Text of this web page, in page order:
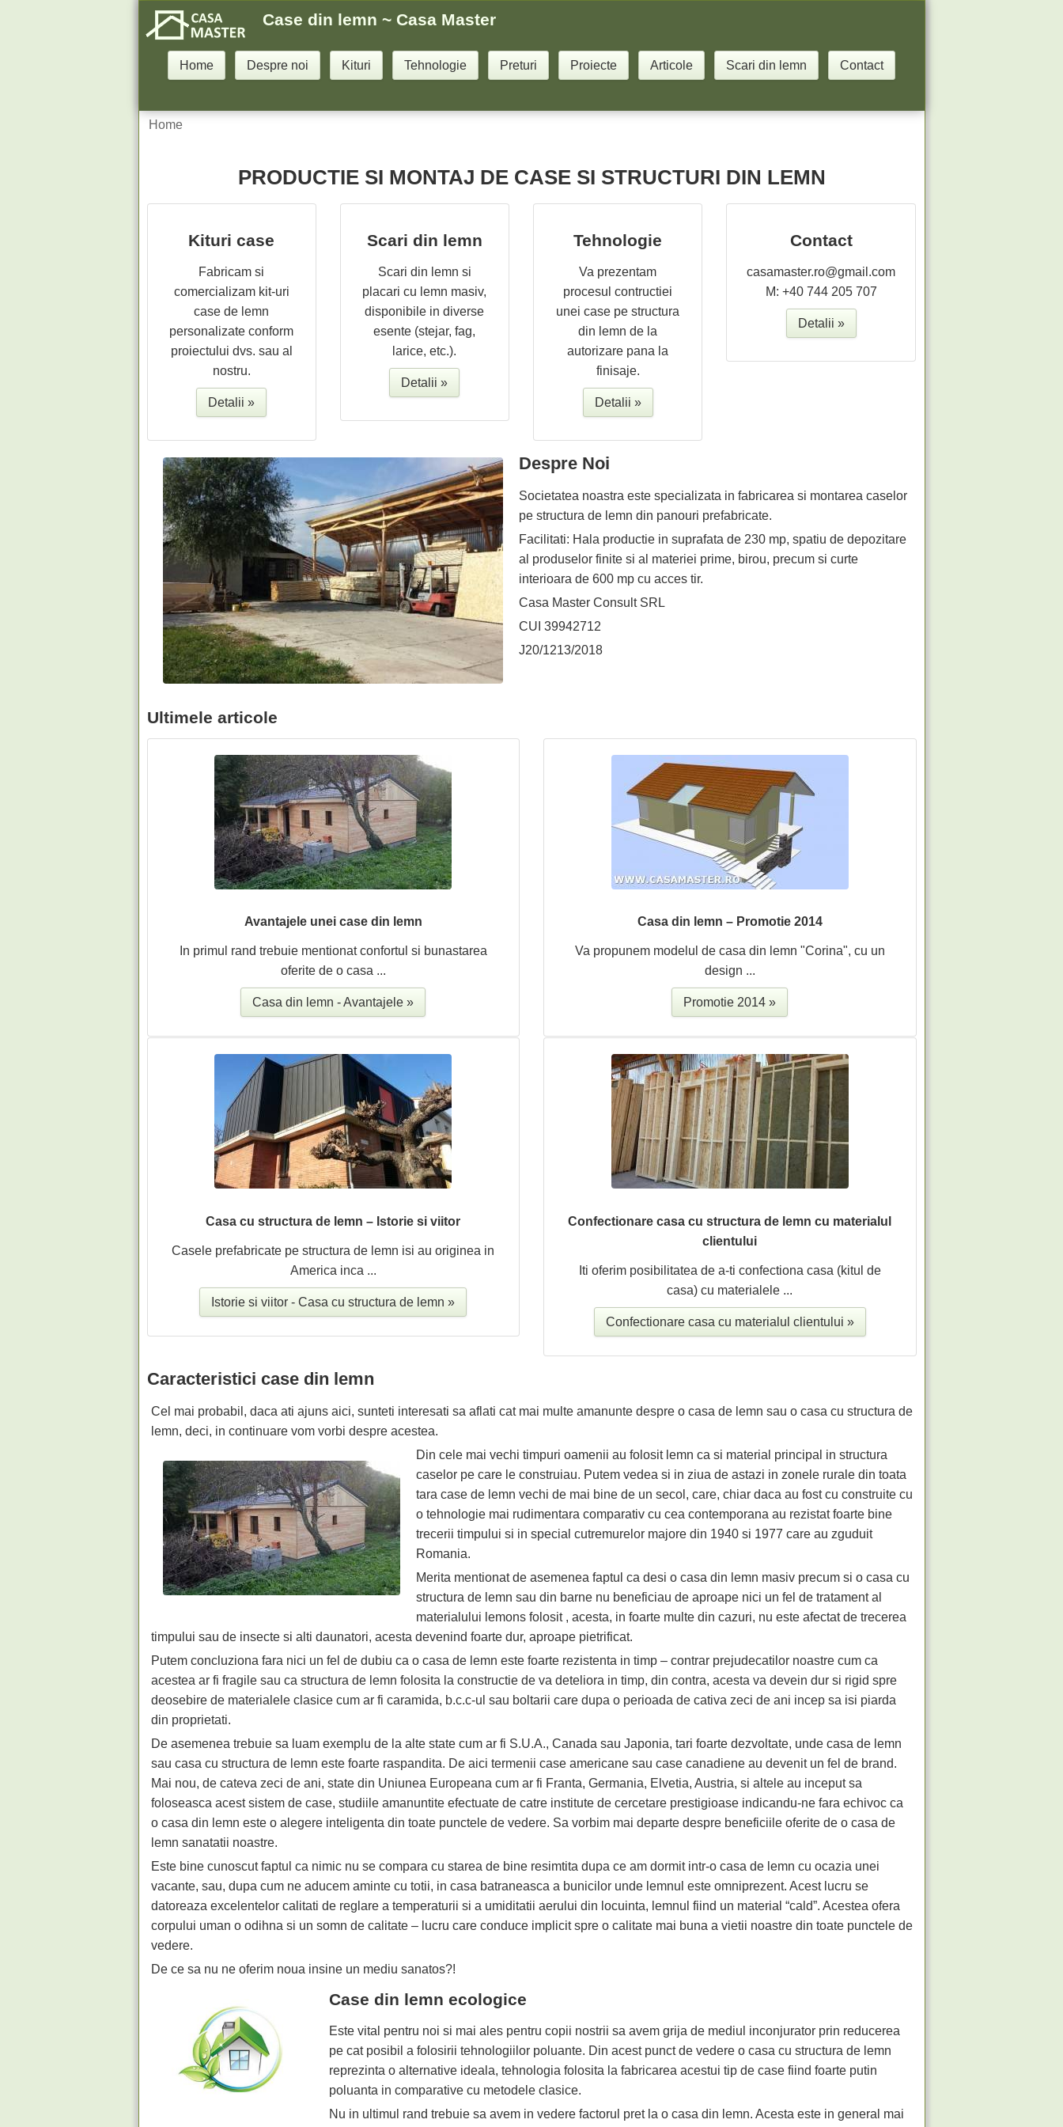
Case din lemn ~ Casa Master
Home Despre noi Kituri Tehnologie Preturi Proiecte Articole Scari din lemn Contact
Home
PRODUCTIE SI MONTAJ DE CASE SI STRUCTURI DIN LEMN
Kituri case
Fabricam si
comercializam kit-uri
case de lemn
personalizate conform
proiectului dvs. sau al
nostru.
Detalii »
Scari din lemn
Scari din lemn si
placari cu lemn masiv,
disponibile in diverse
esente (stejar, fag,
larice, etc.).
Detalii »
Tehnologie
Va prezentam
procesul contructiei
unei case pe structura
din lemn de la
autorizare pana la
finisaje.
Detalii »
Contact
casamaster.ro@gmail.com
M: +40 744 205 707
Detalii »
Despre Noi
Societatea noastra este specializata in fabricarea si montarea caselor
pe structura de lemn din panouri prefabricate.
Facilitati: Hala productie in suprafata de 230 mp, spatiu de depozitare
al produselor finite si al materiei prime, birou, precum si curte
interioara de 600 mp cu acces tir.
Casa Master Consult SRL
CUI 39942712
J20/1213/2018
Ultimele articole
Avantajele unei case din lemn
In primul rand trebuie mentionat confortul si bunastarea
oferite de o casa ...
Casa din lemn - Avantajele »
Casa din lemn – Promotie 2014
Va propunem modelul de casa din lemn "Corina", cu un
design ...
Promotie 2014 »
Casa cu structura de lemn – Istorie si viitor
Casele prefabricate pe structura de lemn isi au originea in
America inca ...
Istorie si viitor - Casa cu structura de lemn »
Confectionare casa cu structura de lemn cu materialul
clientului
Iti oferim posibilitatea de a-ti confectiona casa (kitul de
casa) cu materialele ...
Confectionare casa cu materialul clientului »
Caracteristici case din lemn
Cel mai probabil, daca ati ajuns aici, sunteti interesati sa aflati cat mai multe amanunte despre o casa de lemn sau o casa cu structura de
lemn, deci, in continuare vom vorbi despre acestea.
Din cele mai vechi timpuri oamenii au folosit lemn ca si material principal in structura
caselor pe care le construiau. Putem vedea si in ziua de astazi in zonele rurale din toata
tara case de lemn vechi de mai bine de un secol, care, chiar daca au fost cu construite cu
o tehnologie mai rudimentara comparativ cu cea contemporana au rezistat foarte bine
trecerii timpului si in special cutremurelor majore din 1940 si 1977 care au zguduit
Romania.
Merita mentionat de asemenea faptul ca desi o casa din lemn masiv precum si o casa cu
structura de lemn sau din barne nu beneficiau de aproape nici un fel de tratament al
materialului lemons folosit , acesta, in foarte multe din cazuri, nu este afectat de trecerea
timpului sau de insecte si alti daunatori, acesta devenind foarte dur, aproape pietrificat.
Putem concluziona fara nici un fel de dubiu ca o casa de lemn este foarte rezistenta in timp – contrar prejudecatilor noastre cum ca
acestea ar fi fragile sau ca structura de lemn folosita la constructie de va deteliora in timp, din contra, acesta va devein dur si rigid spre
deosebire de materialele clasice cum ar fi caramida, b.c.c-ul sau boltarii care dupa o perioada de cativa zeci de ani incep sa isi piarda
din proprietati.
De asemenea trebuie sa luam exemplu de la alte state cum ar fi S.U.A., Canada sau Japonia, tari foarte dezvoltate, unde casa de lemn
sau casa cu structura de lemn este foarte raspandita. De aici termenii case americane sau case canadiene au devenit un fel de brand.
Mai nou, de cateva zeci de ani, state din Uniunea Europeana cum ar fi Franta, Germania, Elvetia, Austria, si altele au inceput sa
foloseasca acest sistem de case, studiile amanuntite efectuate de catre institute de cercetare prestigioase indicandu-ne fara echivoc ca
o casa din lemn este o alegere inteligenta din toate punctele de vedere. Sa vorbim mai departe despre beneficiile oferite de o casa de
lemn sanatatii noastre.
Este bine cunoscut faptul ca nimic nu se compara cu starea de bine resimtita dupa ce am dormit intr-o casa de lemn cu ocazia unei
vacante, sau, dupa cum ne aducem aminte cu totii, in casa batraneasca a bunicilor unde lemnul este omniprezent. Acest lucru se
datoreaza excelentelor calitati de reglare a temperaturii si a umiditatii aerului din locuinta, lemnul fiind un material “cald”. Acestea ofera
corpului uman o odihna si un somn de calitate – lucru care conduce implicit spre o calitate mai buna a vietii noastre din toate punctele de
vedere.
De ce sa nu ne oferim noua insine un mediu sanatos?!
Case din lemn ecologice
Este vital pentru noi si mai ales pentru copii nostrii sa avem grija de mediul inconjurator prin reducerea
pe cat posibil a folosirii tehnologiilor poluante. Din acest punct de vedere o casa cu structura de lemn
reprezinta o alternative ideala, tehnologia folosita la fabricarea acestui tip de case fiind foarte putin
poluanta in comparative cu metodele clasice.
Nu in ultimul rand trebuie sa avem in vedere factorul pret la o casa din lemn. Acesta este in general mai